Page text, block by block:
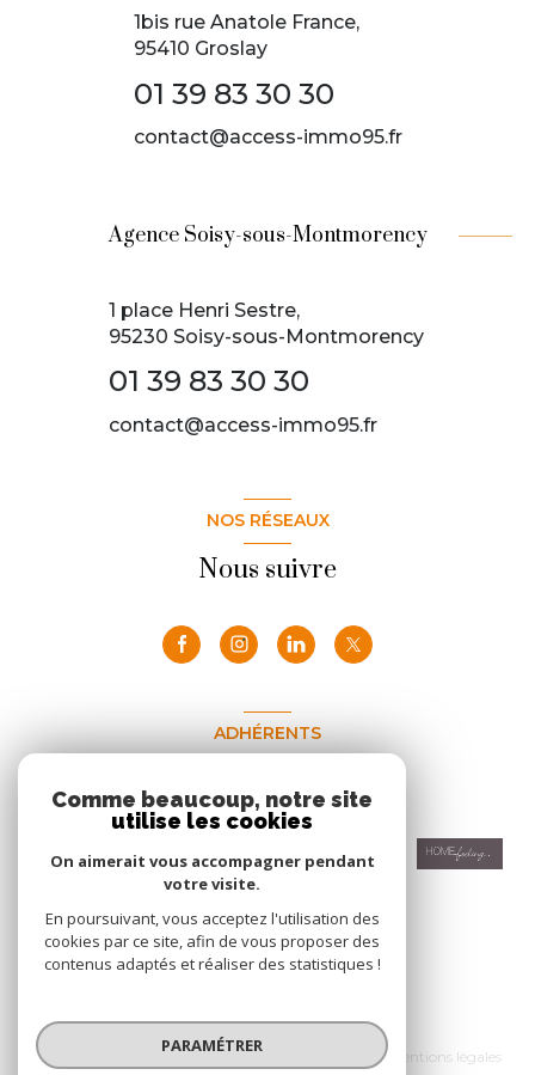
1bis rue Anatole France,
95410 Groslay
01 39 83 30 30
contact@access-immo95.fr
Agence Soisy-sous-Montmorency
1 place Henri Sestre,
95230 Soisy-sous-Montmorency
01 39 83 30 30
contact@access-immo95.fr
NOS RÉSEAUX
Nous suivre
ADHÉRENTS
Nous adhérons
© 2026 | Tous droits réservés
Nos honoraires
Nos partenaires
Mentions légales
Comme beaucoup, notre site
utilise les cookies
On aimerait vous accompagner pendant
votre visite.
En poursuivant, vous acceptez l'utilisation des
cookies par ce site, afin de vous proposer des
contenus adaptés et réaliser des statistiques !
PARAMÉTRER